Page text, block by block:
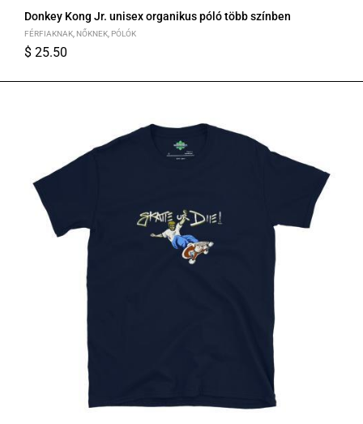
Donkey Kong Jr. unisex organikus póló több színben
FÉRFIAKNAK, NŐKNEK, PÓLÓK
$ 25.50